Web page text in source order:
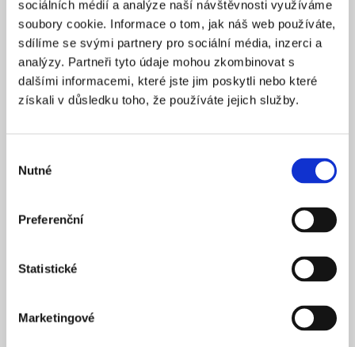
sociálních médií a analýze naší návštěvnosti využíváme
soubory cookie. Informace o tom, jak náš web používáte,
sdílíme se svými partnery pro sociální média, inzerci a
analýzy. Partneři tyto údaje mohou zkombinovat s
dalšími informacemi, které jste jim poskytli nebo které
získali v důsledku toho, že používáte jejich služby.
souhlasu
Nutné
Preferenční
Statistické
Marketingové
ZALOŽENO 2025
CENA OD * 15 900 Kč
REZERVOVAT
20 000 Kč
Praha 1
ZALOŽENO 2025
NÁZEV SPOLEČNOSTI